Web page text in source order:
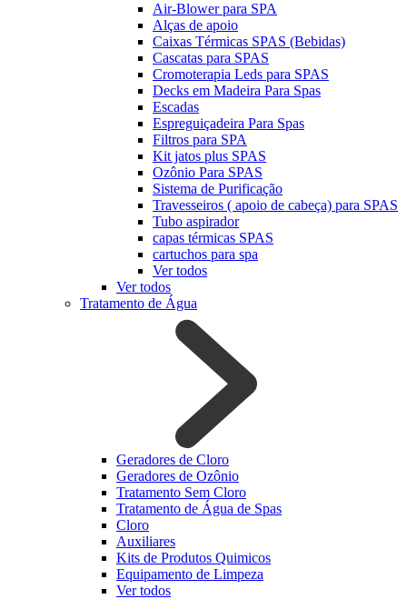
Air-Blower para SPA
Alças de apoio
Caixas Térmicas SPAS (Bebidas)
Cascatas para SPAS
Cromoterapia Leds para SPAS
Decks em Madeira Para Spas
Escadas
Espreguiçadeira Para Spas
Filtros para SPA
Kit jatos plus SPAS
Ozônio Para SPAS
Sistema de Purificação
Travesseiros ( apoio de cabeça) para SPAS
Tubo aspirador
capas térmicas SPAS
cartuchos para spa
Ver todos
Ver todos
Tratamento de Água
Geradores de Cloro
Geradores de Ozônio
Tratamento Sem Cloro
Tratamento de Água de Spas
Cloro
Auxiliares
Kits de Produtos Quimicos
Equipamento de Limpeza
Ver todos